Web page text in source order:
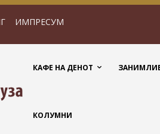
ИМПРЕСУМ
КАФЕ НА ДЕНОТ
КОЛУМНИ